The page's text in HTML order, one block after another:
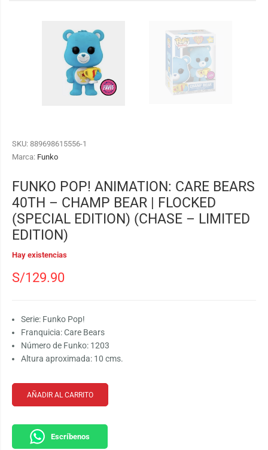
SKU: 889698615556-1
Marca: Funko
FUNKO POP! ANIMATION: CARE BEARS
40TH – CHAMP BEAR | FLOCKED
(SPECIAL EDITION) (CHASE – LIMITED
EDITION)
Hay existencias
S/129.90
Serie: Funko Pop!
Franquicia: Care Bears
Número de Funko: 1203
Altura aproximada: 10 cms.
AÑADIR AL CARRITO
Escríbenos